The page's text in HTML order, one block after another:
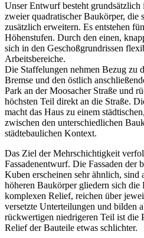
Unser Entwurf besteht
zweier quadratischer Baukörper, die
zusätzlich erweitern. Es entstehen
Höhenstufen. Durch den einen,
sich in den Geschoßgrundrissen
Arbeitsbereiche.
Die Staffelungen nehmen Bezug zu
Bremse und den östlich
Park an der Moosacher Straße und
höchsten Teil direkt an die Straße.
macht das Haus zu einem
zwischen den unterschiedlichen
städtebaulichen Kontext.
Das Ziel der Mehrschichtigkeit
Fassadenentwurf. Die Fassaden der
Kuben erscheinen sehr ähnlich,
höheren Baukörper gliedern sich
komplexen Relief, reichen über
versetzte Unterteilungen und bilden
rückwertigen niedrigeren Teil ist die
Relief der Bauteile etwas schlichter.